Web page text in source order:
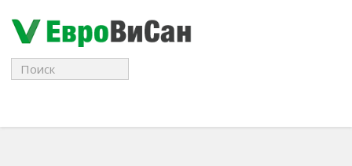
Поиск
для: